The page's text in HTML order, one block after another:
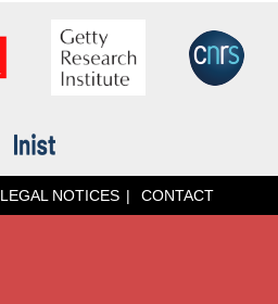
LEGAL NOTICES CONTACT